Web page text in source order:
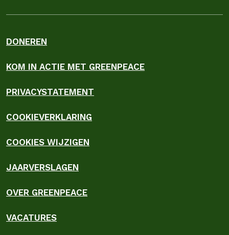
DONEREN
KOM IN ACTIE MET GREENPEACE
PRIVACYSTATEMENT
COOKIEVERKLARING
COOKIES WIJZIGEN
JAARVERSLAGEN
OVER GREENPEACE
VACATURES